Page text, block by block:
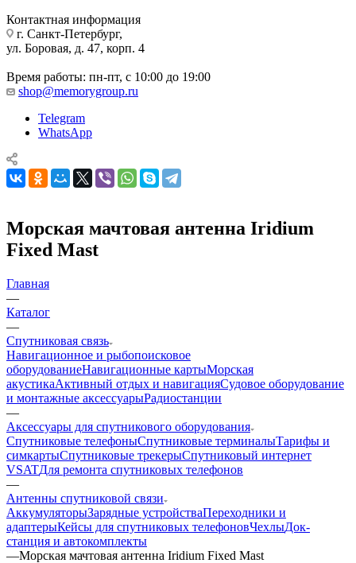
Контактная информация
г. Санкт-Петербург,
ул. Боровая, д. 47, корп. 4
Время работы: пн-пт, с 10:00 до 19:00
shop@memorygroup.ru
Telegram
WhatsApp
Морская мачтовая антенна Iridium
Fixed Mast
Главная
—
Каталог
—
Спутниковая связь
Навигационное и рыбопоисковое
оборудованиеНавигационные картыМорская
акустикаАктивный отдых и навигацияСудовое оборудование
и монтажные аксессуарыРадиостанции
—
Аксессуары для спутникового оборудования
Спутниковые телефоныСпутниковые терминалыТарифы и
симкартыСпутниковые трекерыСпутниковый интернет
VSATДля ремонта спутниковых телефонов
—
Антенны спутниковой связи
АккумуляторыЗарядные устройстваПереходники и
адаптерыКейсы для спутниковых телефоновЧехлыДок-
станция и автокомплекты
—Морская мачтовая антенна Iridium Fixed Mast